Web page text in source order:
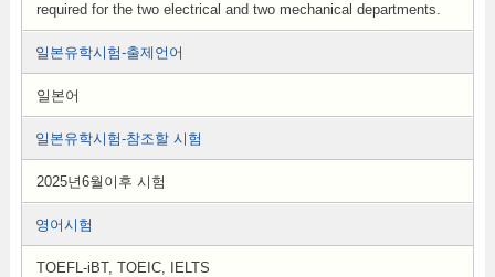
required for the two electrical and two mechanical departments.
일본유학시험-출제언어
일본어
일본유학시험-참조할 시험
2025년6월이후 시험
영어시험
TOEFL-iBT, TOEIC, IELTS